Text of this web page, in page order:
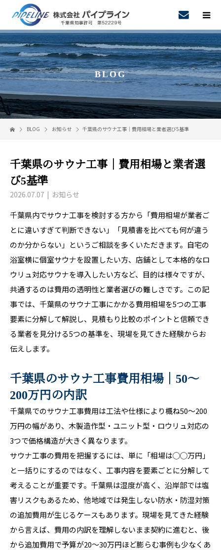
BLOG
BLOG お知らせ 千葉県のサウナ工事｜費用相場と業者選び5基準
千葉県のサウナ工事｜費用相場と業者選
び5基準
2026.07.07 お知らせ
千葉県内でサウナ工事を検討する方から「費用相場が業者ご
とに違いすぎて判断できない」「見積書を比べても何が違う
のか分からない」というご相談を多くいただきます。自宅の
浴室横に個室サウナを設置したい方、店舗として本格的なロ
ウリュ対応サウナを導入したい方など、目的は様々ですが、
共通するのは費用の透明性と業者選びの難しさです。この記
事では、千葉県のサウナ工事にかかる費用相場を5つの工事
要素に分解して解説し、見積もり比較のポイントと信頼でき
る業者を見分ける5つの基準を、現場を見てきた経験からお
伝えします。
千葉県のサウナ工事費用相場｜50〜
200万円の内訳
千葉県でのサウナ工事費用は工法や仕様により概ね50〜200
万円の幅があり、木製造作型・ユニット型・ロウリュ対応の
3つで価格構造が大きく異なります。
サウナ工事の費用を把握するには、単に「相場は◯◯万円」
と一括りにするのではなく、工事内容を要素ごとに分解して
考えることが重要です。千葉県は湿度が高く、沿岸部では塩
害リスクもあるため、他地域では発生しない防水・防湿対策
の追加費用が生じるケースもあります。現場を見てきた経験
から言えば、費用の内訳を理解しないまま契約に進むと、後
から追加費用で予算が20〜30万円ほど膨らむ事例も少なくあ